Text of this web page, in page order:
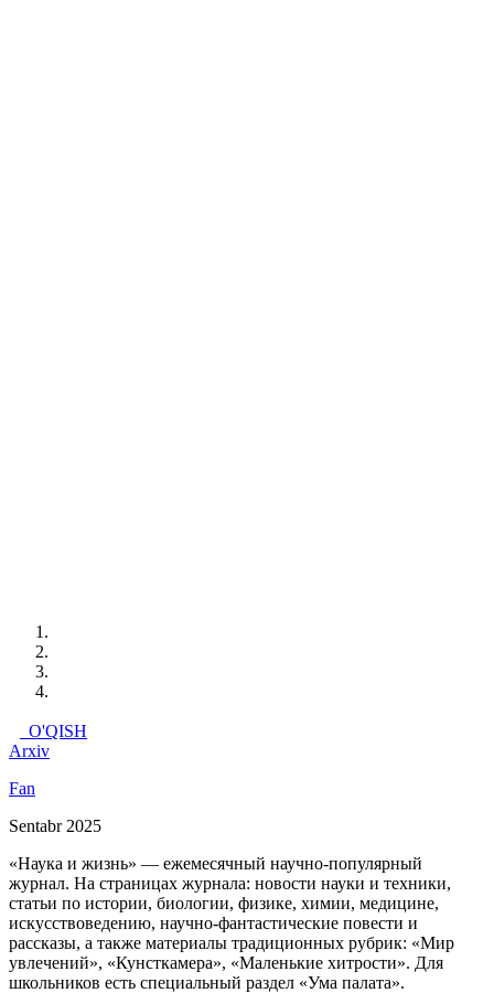
O'QISH
Arxiv
Fan
Sentabr 2025
«Наука и жизнь» — ежемесячный научно-популярный
журнал. На страницах журнала: новости науки и техники,
статьи по истории, биологии, физике, химии, медицине,
искусствоведению, научно-фантастические повести и
рассказы, а также материалы традиционных рубрик: «Мир
увлечений», «Кунсткамера», «Маленькие хитрости». Для
школьников есть специальный раздел «Ума палата».